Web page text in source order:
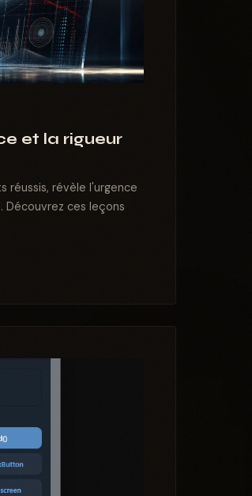
et la rigueur
réussis, révèle l'urgence
Découvrez ces leçons